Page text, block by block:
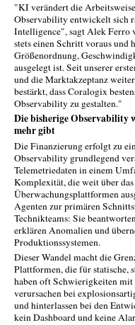
"KI verändert die
Observability entwickelt sich
Intelligence", sagt Alek Ferro
stets einen Schritt voraus
Größenordnung,
ausgelegt ist. Seit unserer
und die Marktakzeptanz
bestärkt, dass Coralogix
Observability zu gestalten."
Die bisherige Observability
mehr gibt
Die Finanzierung erfolgt zu
Observability grundlegend
Telemetriedaten in einem
Komplexität, die weit über
Überwachungsplattformen
Agenten zur primären
Technikteams: Sie
erklären Anomalien und
Produktionssystemen.
Dieser Wandel macht die
Plattformen, die für statische,
haben oft Schwierigkeiten
verursachen bei
und hinterlassen bei den
kein Dashboard und keine